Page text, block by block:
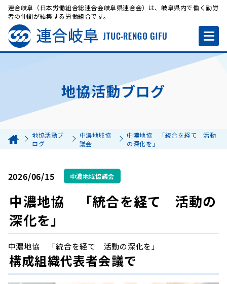
連合岐阜（日本労働組合総連合会岐阜県連合会）は、岐阜県内で働く勤労
者の仲間が結集する労働組合です。
地協活動ブログ
地協活動ブ
ログ
中濃地域協
議会
中濃地協 「統合を経て 活動
の深化を」
2026/06/15 中濃地域協議会
中濃地協 「統合を経て 活動の
深化を」
中濃地協 「統合を経て 活動の深化を」
構成組織代表者会議で